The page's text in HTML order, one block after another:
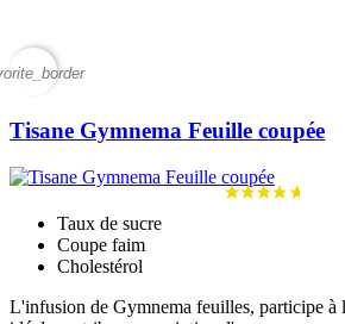
Tisane Gymnema Feuille coupée
Taux de sucre
Coupe faim
Cholestérol
L'infusion de Gymnema feuilles, participe à